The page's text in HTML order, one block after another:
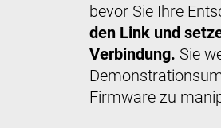
bevor Sie Ihre
den Link und
Verbindung. Sie
Firmware zu